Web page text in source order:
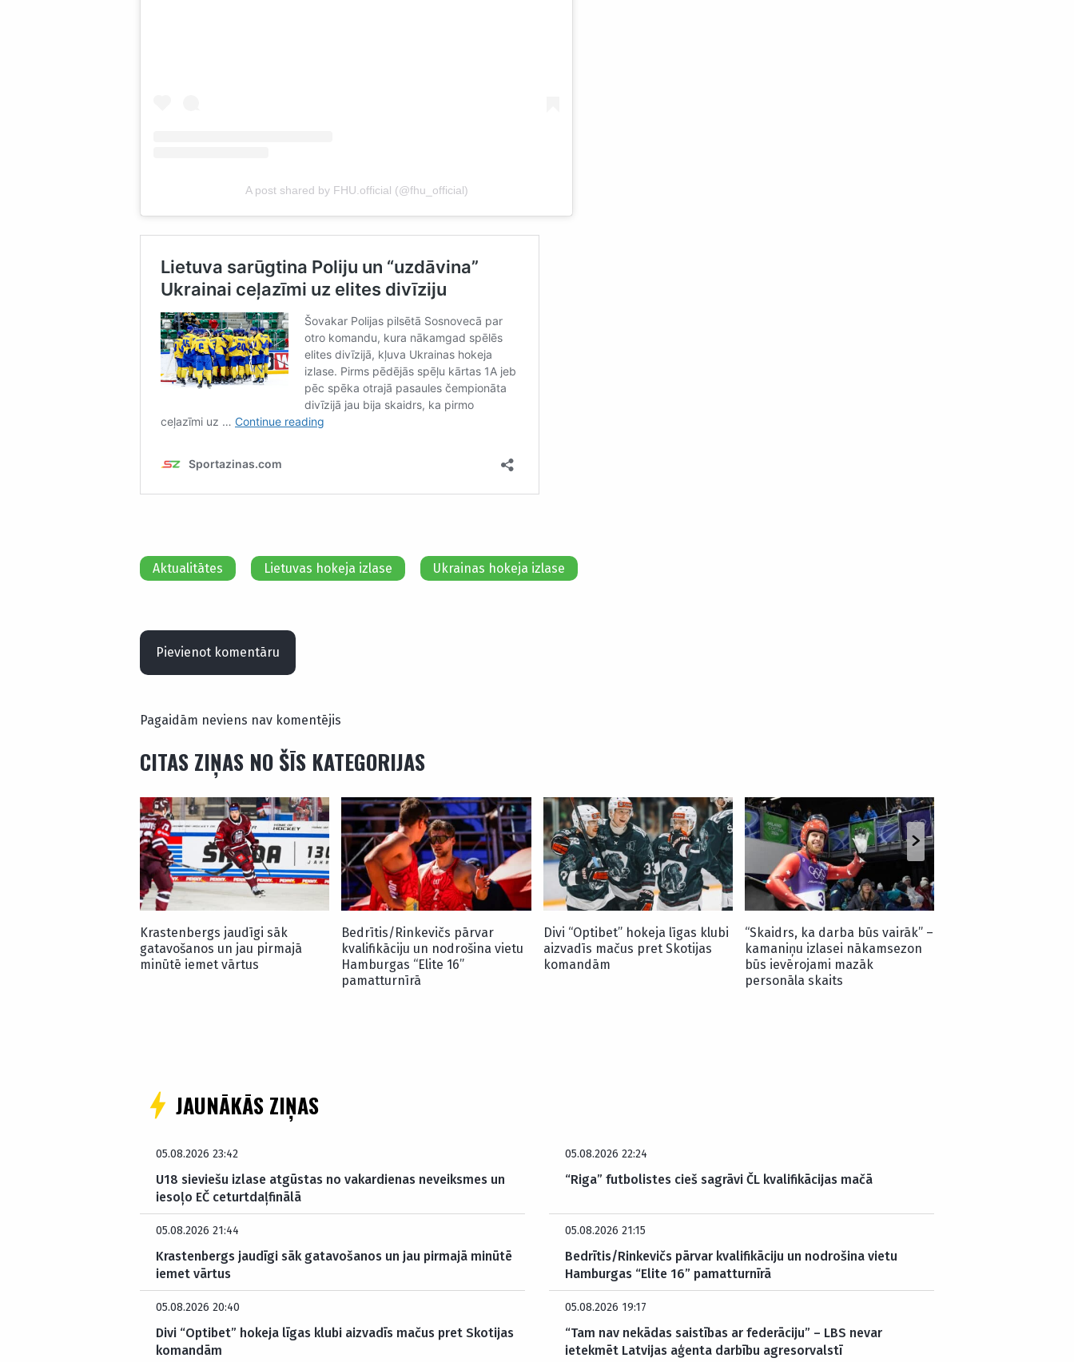
A post shared by FHU.official (@fhu_official)
Aktualitātes Lietuvas hokeja izlase Ukrainas hokeja izlase
Pievienot komentāru
Pagaidām neviens nav komentējis
CITAS ZIŅAS NO ŠĪS KATEGORIJAS
Krastenbergs jaudīgi sāk
gatavošanos un jau pirmajā
minūtē iemet vārtus
Bedrītis/Rinkevičs pārvar
kvalifikāciju un nodrošina vietu
Hamburgas “Elite 16”
pamatturnīrā
Divi “Optibet” hokeja līgas klubi
aizvadīs mačus pret Skotijas
komandām
“Skaidrs, ka darba būs vairāk” –
kamaniņu izlasei nākamsezon
būs ievērojami mazāk
personāla skaits
JAUNĀKĀS ZIŅAS
05.08.2026 23:42
U18 sieviešu izlase atgūstas no vakardienas neveiksmes un
iesoļo EČ ceturtdaļfinālā
05.08.2026 22:24
“Riga” futbolistes cieš sagrāvi ČL kvalifikācijas mačā
05.08.2026 21:44
Krastenbergs jaudīgi sāk gatavošanos un jau pirmajā minūtē
iemet vārtus
05.08.2026 21:15
Bedrītis/Rinkevičs pārvar kvalifikāciju un nodrošina vietu
Hamburgas “Elite 16” pamatturnīrā
05.08.2026 20:40
Divi “Optibet” hokeja līgas klubi aizvadīs mačus pret Skotijas
komandām
05.08.2026 19:17
“Tam nav nekādas saistības ar federāciju” – LBS nevar
ietekmēt Latvijas aģenta darbību agresorvalstī